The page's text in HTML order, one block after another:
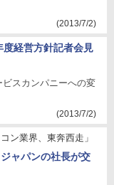
(2013/7/2)
度経営方針記者会見
スカンパニーへの変
(2013/7/2)
ン業界、東奔西走」
ャパンの社長が交